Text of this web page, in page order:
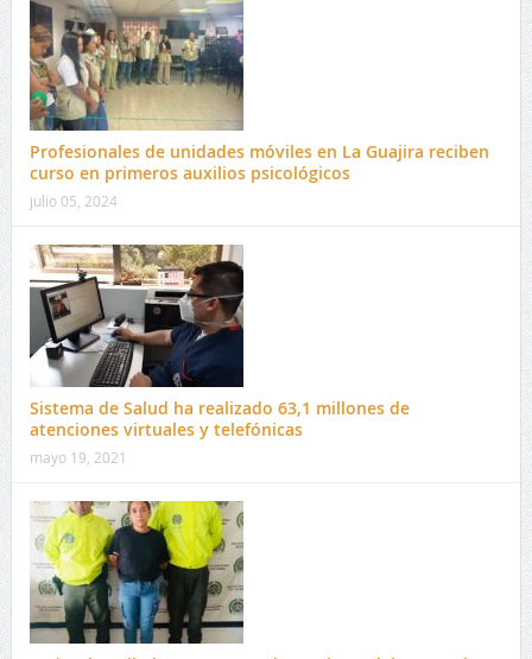
Profesionales de unidades móviles en La Guajira reciben
curso en primeros auxilios psicológicos
julio 05, 2024
Sistema de Salud ha realizado 63,1 millones de
atenciones virtuales y telefónicas
mayo 19, 2021